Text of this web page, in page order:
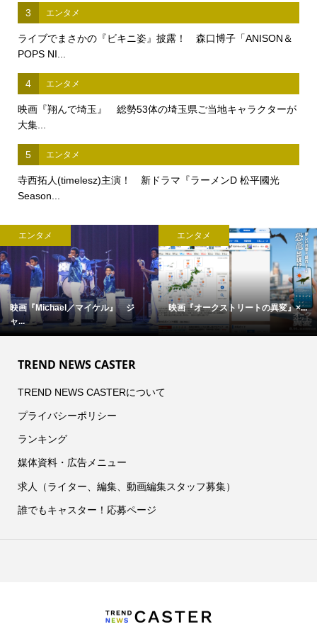
3 エンタメ
ライブでまさかの『ビキニ姿』披露！ 森口博子「ANISON＆
POPS NI...
4 エンタメ
映画『翔んで埼玉』 総勢53体の埼玉県ご当地キャラクターが
大集...
5 エンタメ
寺西拓人(timelesz)主演！ 新ドラマ『ラーメンD 松平國光
Season...
エンタメ
映画『Michael／マイケル』 ジ
ャ...
エンタメ
映画『オークストリートの異変』×...
TREND NEWS CASTER
TREND NEWS CASTERについて
プライバシーポリシー
ランキング
媒体資料・広告メニュー
求人（ライター、編集、動画編集スタッフ募集）
誰でもキャスター！応募ページ